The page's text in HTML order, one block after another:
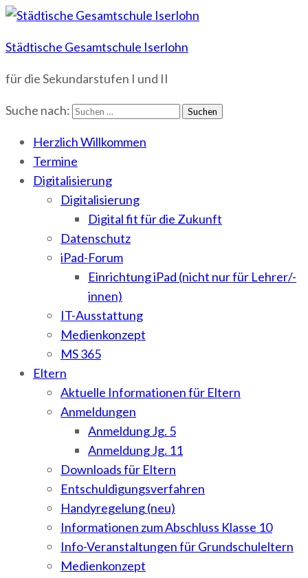
Städtische Gesamtschule Iserlohn
für die Sekundarstufen I und II
Suche nach:
Herzlich Willkommen
Termine
Digitalisierung
Digitalisierung
Digital fit für die Zukunft
Datenschutz
iPad-Forum
Einrichtung iPad (nicht nur für Lehrer/-
innen)
IT-Ausstattung
Medienkonzept
MS 365
Eltern
Aktuelle Informationen für Eltern
Anmeldungen
Anmeldung Jg. 5
Anmeldung Jg. 11
Downloads für Eltern
Entschuldigungsverfahren
Handyregelung (neu)
Informationen zum Abschluss Klasse 10
Info-Veranstaltungen für Grundschuleltern
Medienkonzept